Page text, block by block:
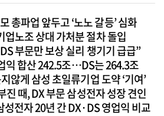
총파업 앞두고 ‘노노 갈등’ 심화
업노조 상대 가처분 절차 돌입
부문만 보상 실리 챙기기 급급”
익 합산 242.5조…DS는 264.3조
않게 삼성 초일류기업 도약 ‘기여’
진 때, DX 부문 삼성전자 성장 견인
전자 20년 간 DX·DS 영업익 비교